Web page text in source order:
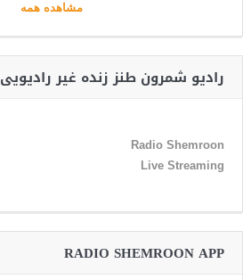
مشاهده همه
رادیو شمرون طنز زنده غیر رادیویی
Radio Shemroon
Live Streaming
RADIO SHEMROON APP